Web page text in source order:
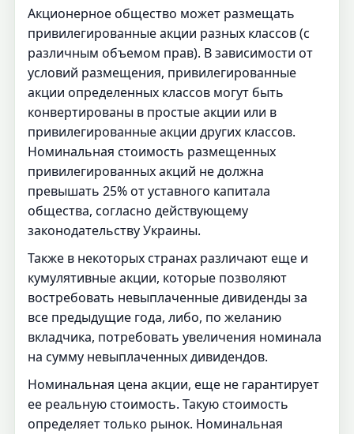
Акционерное общество может размещать
привилегированные акции разных классов (с
различным объемом прав). В зависимости от
условий размещения, привилегированные
акции определенных классов могут быть
конвертированы в простые акции или в
привилегированные акции других классов.
Номинальная стоимость размещенных
привилегированных акций не должна
превышать 25% от уставного капитала
общества, согласно действующему
законодательству Украины.
Также в некоторых странах различают еще и
кумулятивные акции, которые позволяют
востребовать невыплаченные дивиденды за
все предыдущие года, либо, по желанию
вкладчика, потребовать увеличения номинала
на сумму невыплаченных дивидендов.
Номинальная цена акции, еще не гарантирует
ее реальную стоимость. Такую стоимость
определяет только рынок. Номинальная